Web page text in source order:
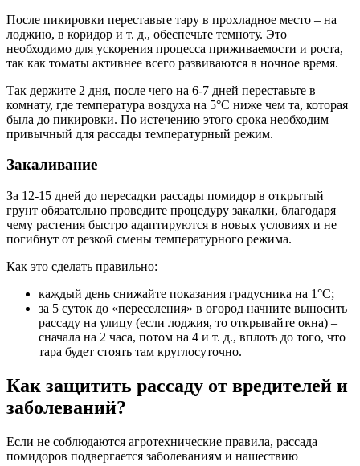
После пикировки переставьте тару в прохладное место – на
лоджию, в коридор и т. д., обеспечьте темноту. Это
необходимо для ускорения процесса приживаемости и роста,
так как томаты активнее всего развиваются в ночное время.
Так держите 2 дня, после чего на 6-7 дней переставьте в
комнату, где температура воздуха на 5°C ниже чем та, которая
была до пикировки. По истечению этого срока необходим
привычный для рассады температурный режим.
Закаливание
За 12-15 дней до пересадки рассады помидор в открытый
грунт обязательно проведите процедуру закалки, благодаря
чему растения быстро адаптируются в новых условиях и не
погибнут от резкой смены температурного режима.
Как это сделать правильно:
каждый день снижайте показания градусника на 1°C;
за 5 суток до «переселения» в огород начните выносить
рассаду на улицу (если лоджия, то открывайте окна) –
сначала на 2 часа, потом на 4 и т. д., вплоть до того, что
тара будет стоять там круглосуточно.
Как защитить рассаду от вредителей и
заболеваний?
Если не соблюдаются агротехнические правила, рассада
помидоров подвергается заболеваниям и нашествию